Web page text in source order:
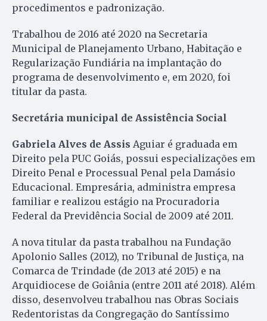
procedimentos e padronização.
Trabalhou de 2016 até 2020 na Secretaria
Municipal de Planejamento Urbano, Habitação e
Regularização Fundiária na implantação do
programa de desenvolvimento e, em 2020, foi
titular da pasta.
Secretária municipal de Assistência Social
Gabriela Alves de Assis Aguiar é graduada em
Direito pela PUC Goiás, possui especializações em
Direito Penal e Processual Penal pela Damásio
Educacional. Empresária, administra empresa
familiar e realizou estágio na Procuradoria
Federal da Previdência Social de 2009 até 2011.
A nova titular da pasta trabalhou na Fundação
Apolonio Salles (2012), no Tribunal de Justiça, na
Comarca de Trindade (de 2013 até 2015) e na
Arquidiocese de Goiânia (entre 2011 até 2018). Além
disso, desenvolveu trabalhou nas Obras Sociais
Redentoristas da Congregação do Santíssimo